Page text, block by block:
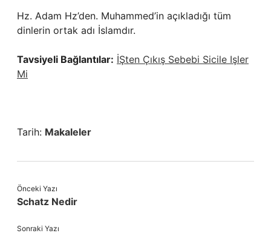
Hz. Adam Hz’den. Muhammed’in açıkladığı tüm
dinlerin ortak adı İslamdır.
Tavsiyeli Bağlantılar: İŞten Çıkış Sebebi Sicile Işler
Mi
Tarih: Makaleler
Önceki Yazı
Schatz Nedir
Sonraki Yazı